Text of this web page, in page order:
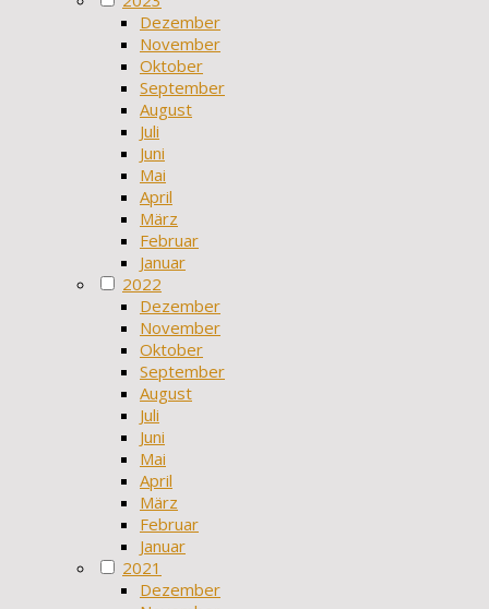
Dezember
November
Oktober
September
August
Juli
Juni
Mai
April
März
Februar
Januar
2022
Dezember
November
Oktober
September
August
Juli
Juni
Mai
April
März
Februar
Januar
2021
Dezember